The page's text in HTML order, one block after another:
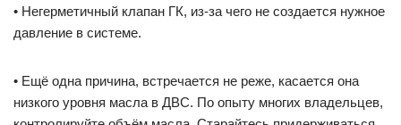
• Негерметичный клапан ГК, из-за чего не создается нужное
давление в системе.
• Ещё одна причина, встречается не реже, касается она
низкого уровня масла в ДВС. По опыту многих владельцев,